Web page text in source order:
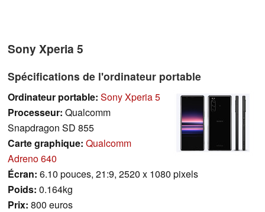
Sony Xperia 5
Spécifications de l'ordinateur portable
Ordinateur portable: Sony Xperia 5
Processeur: Qualcomm
Snapdragon SD 855
Carte graphique: Qualcomm
Adreno 640
Écran: 6.10 pouces, 21:9, 2520 x 1080 pixels
Poids: 0.164kg
Prix: 800 euros